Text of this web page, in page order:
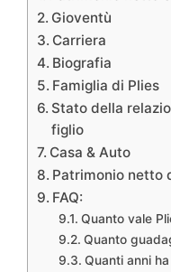
Gioventù
Carriera
Biografia
Famiglia di Plies
Stato della
figlio
Casa & Auto
Patrimonio netto
FAQ:
Quanto vale
Quanto
Quanti anni ha